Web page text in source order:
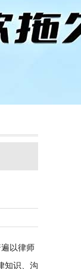
以律师
知识、沟